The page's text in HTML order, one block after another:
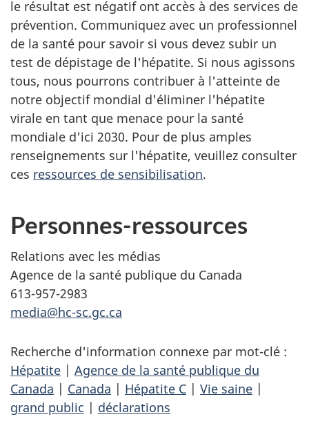
le résultat est négatif ont accès à des services de
prévention. Communiquez avec un professionnel
de la santé pour savoir si vous devez subir un
test de dépistage de l'hépatite. Si nous agissons
tous, nous pourrons contribuer à l'atteinte de
notre objectif mondial d'éliminer l'hépatite
virale en tant que menace pour la santé
mondiale d'ici 2030. Pour de plus amples
renseignements sur l'hépatite, veuillez consulter
ces ressources de sensibilisation.
Personnes-ressources
Relations avec les médias
Agence de la santé publique du Canada
613-957-2983
media@hc-sc.gc.ca
Recherche d'information connexe par mot-clé :
Hépatite | Agence de la santé publique du
Canada | Canada | Hépatite C | Vie saine |
grand public | déclarations